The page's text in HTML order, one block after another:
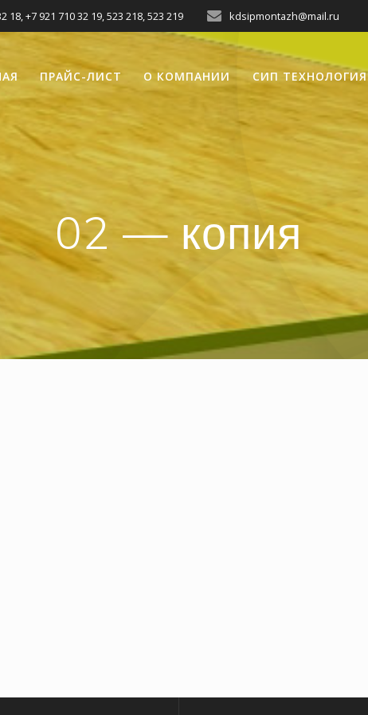
18, +7 921 710 32 19, 523 218, 523 219 kdsipmontazh@mail.ru
ПРАЙС-ЛИСТ О КОМПАНИИ СИП ТЕХНОЛОГИЯ
02 — копия